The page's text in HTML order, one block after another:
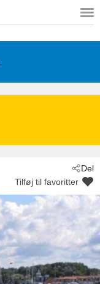
Del
Tilføj til favoritter